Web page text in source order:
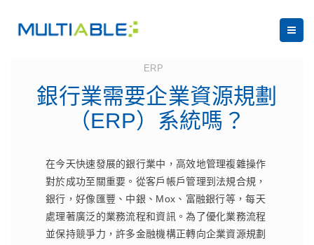
ERP
銀行業需要企業資源規劃
（ERP）系統嗎？
在今天快速發展的銀行業中，高效地管理複雜操作
對於成功至關重要。從客戶帳戶管理到法規合規，
銀行，好像匯豐、中銀、Mox、富融銀行等，每天
處理著廣泛的業務流程和資訊。為了優化業務流程
並保持競爭力，許多金融機構正轉向企業資源規劃